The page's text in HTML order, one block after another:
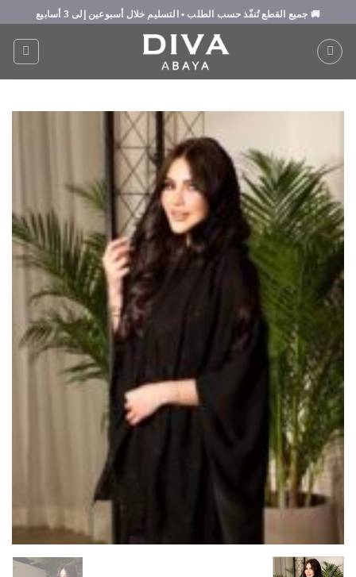
content
🚚 جميع القطع تُنفّذ حسب الطلب • التسليم خلال أسبوعين إلى 3 أسابيع